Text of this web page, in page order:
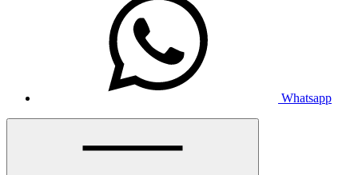
Whatsapp